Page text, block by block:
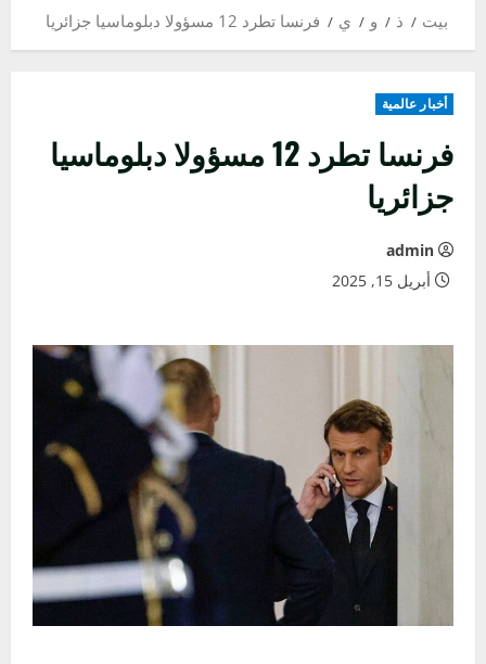
بيت ذ و ي فرنسا تطرد 12 مسؤولا دبلوماسيا جزائريا
أخبار عالمية
فرنسا تطرد 12 مسؤولا دبلوماسيا
جزائريا
admin
أبريل 15, 2025